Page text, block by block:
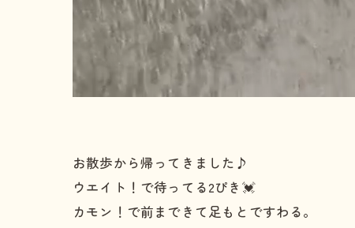
お散歩から帰ってきました♪
ウエイト！で待ってる2ぴき💓
カモン！で前まできて足もとですわる。